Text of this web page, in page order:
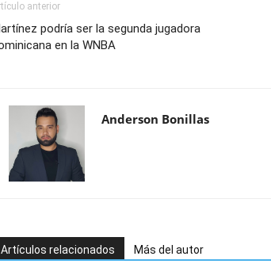
anterior
podría ser la segunda jugadora
en la WNBA
Anderson Bonillas
Artículos relacionados Más del autor